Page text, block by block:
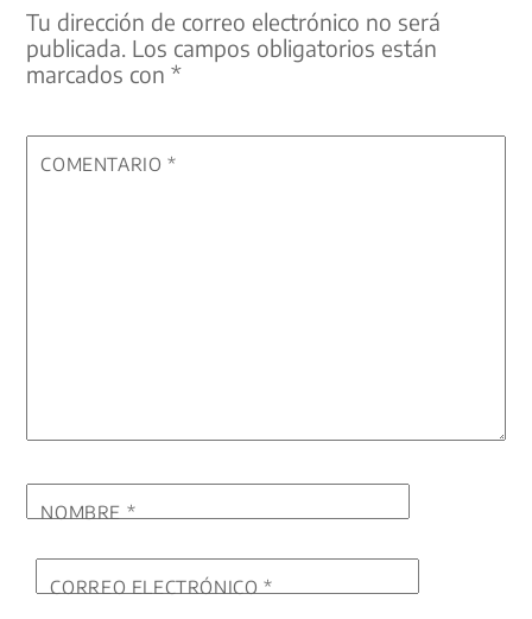
Tu dirección de correo electrónico no será
publicada. Los campos obligatorios están
marcados con*
COMENTARIO*
NOMBRE *
CORREO ELECTRÓNICO*